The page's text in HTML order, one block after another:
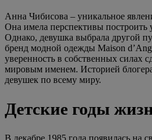
Анна Чибисова – уникальное
Она имела перспективы
Однако, девушка выбрала другой
бренд модной одежды Maison
уверенность в собственных силах
мировым именем. Историей
девушек по всему миру.
Детские годы